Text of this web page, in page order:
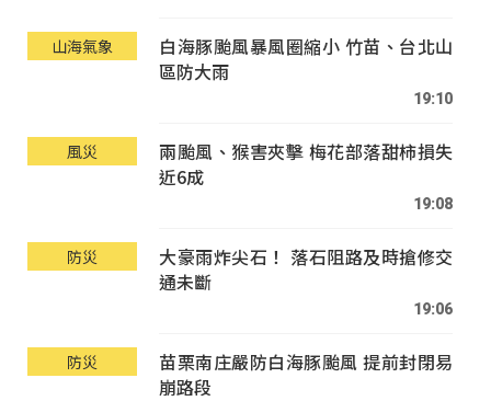
山海氣象
白海豚颱風暴風圈縮小 竹苗、台北山
區防大雨
19:10
風災
兩颱風、猴害夾擊 梅花部落甜柿損失
近6成
19:08
防災
大豪雨炸尖石！ 落石阻路及時搶修交
通未斷
19:06
防災
苗栗南庄嚴防白海豚颱風 提前封閉易
崩路段